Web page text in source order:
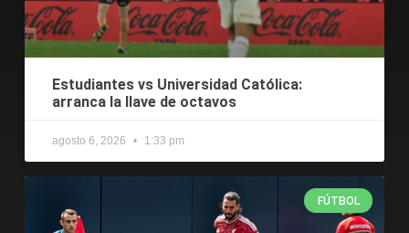
Estudiantes vs Universidad Católica:
arranca la llave de octavos
agosto 6, 2026 1:33 pm
FÚTBOL